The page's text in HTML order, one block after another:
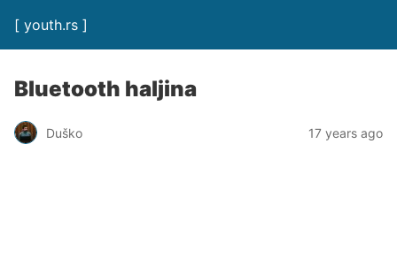
[ youth.rs ]
Bluetooth haljina
Duško 17 years ago